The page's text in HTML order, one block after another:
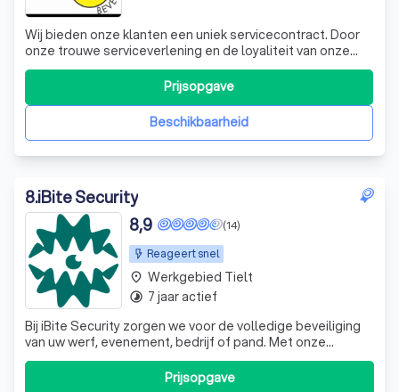
Wij bieden onze klanten een uniek servicecontract. Door
onze trouwe serviceverlening en de loyaliteit van onze
vele klanten ten opzichte van VDBS-Beveiliging kunnen
we sinds 2002 onze strategie en belofte levend houden
en deze ook in de toekomst behouden. Wij maken de
consument bewust van wat een
Beschikbaarheid
Prijsopgave
8.iBite Security
Reageert snel
(14)
8,9
Bij iBite Security zorgen we voor de volledige beveiliging
van uw werf, evenement, bedrijf of pand. Met onze
geavanceerde technologieën en jarenlange expertise
bieden we maatwerkoplossingen die maximale veiligheid
Prijsopgave
place Werkgebied Tielt
timelapse 7 jaar actief